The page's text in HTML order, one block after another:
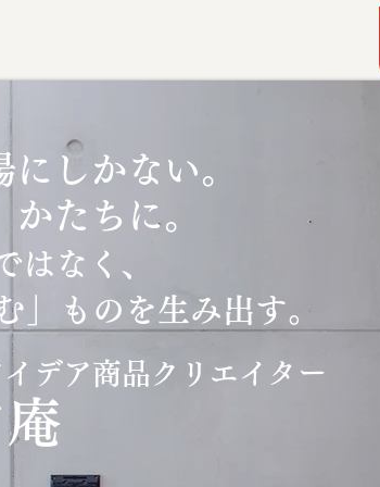
たちに。
しかない。
はなく、
」 ものを生み出す。
デア商品クリエイター